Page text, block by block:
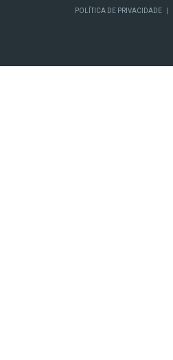
POLÍTICA DE PRIVACIDADE